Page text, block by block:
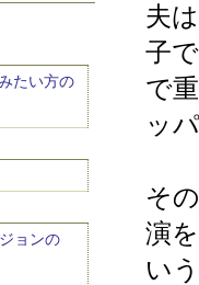
たい方の
ョンの
夫
子
で
ッ
そ
演
い